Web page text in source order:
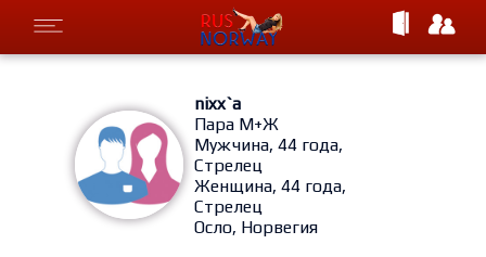
nixx`a
Пара М+Ж
Мужчина, 44 года,
Стрелец
Женщина, 44 года,
Стрелец
Осло, Норвегия